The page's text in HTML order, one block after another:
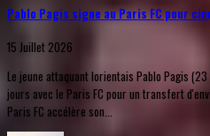
Pablo Pagis signe au Paris FC pour
15 Juillet 2026
Le jeune attaquant lorientais Pablo Pagis
jours avec le Paris FC pour un transfert
Paris FC accélère son...